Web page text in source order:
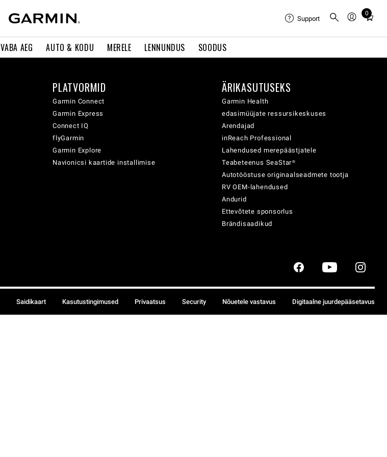
VABA AEG AUTO & KODU MERELE LENNUNDUS SOODUS
Support
0
Total
cart:
PLATVORMID
Garmin Connect
Garmin Express
Connect IQ
flyGarmin
Garmin Explore
Navionicsi kaartide installimise
ÄRIKASUTUSEKS
Garmin Health
edasimüüjate ressursikeskuses
Arendajad
inReach Professional
Lahendused merepäästjatele
Teabeteenus SeaStar®
Autotööstuse originaalseadmete tootja
RV OEM-lahendused
Andurid
Ettevõtete sponsorlus
Brändisaadikud
Saidikaart Kasutustingimused Privaatsus Security Nõuetele vastavus Digitaalne juurdepääsetavus